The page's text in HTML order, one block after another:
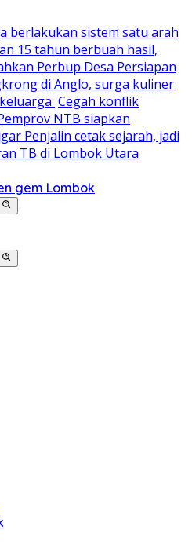
berlakukan sistem satu arah
15 tahun berbuah hasil,
Perbup Desa Persiapan
di Anglo, surga kuliner
Cegah konflik
NTB siapkan
Penjalin cetak sejarah, jadi
TB di Lombok Utara
gem Lombok